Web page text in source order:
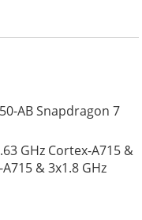
AB Snapdragon 7
GHz Cortex-A715 &
& 3x1.8 GHz